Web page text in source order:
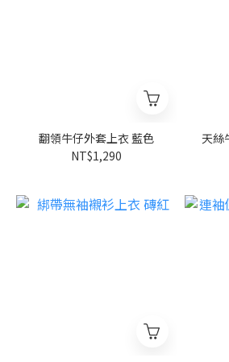
翻領牛仔外套上衣 藍色
NT$1,290
天絲